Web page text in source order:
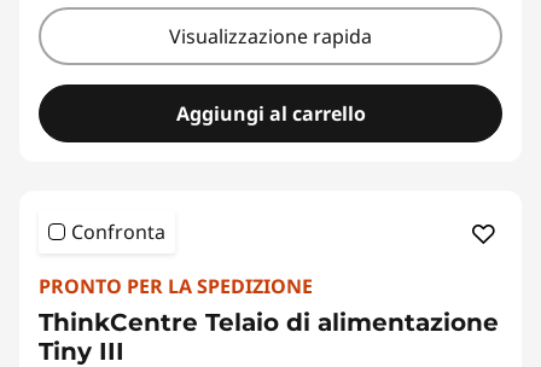
Visualizzazione rapida
Aggiungi al carrello
Confronta
PRONTO PER LA SPEDIZIONE
ThinkCentre Telaio di alimentazione
Tiny III